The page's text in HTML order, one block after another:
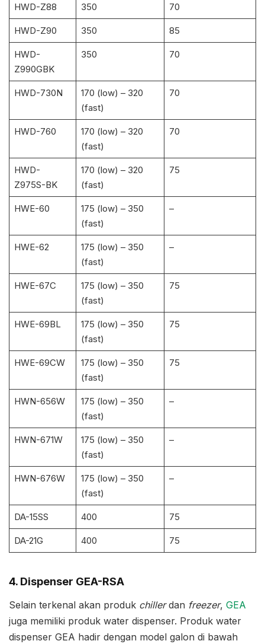
HWD-Z88 350 70
HWD-Z90 350 85
HWD-
Z990GBK
350 70
HWD-730N
170 (low) – 320
(fast)
70
HWD-760
170 (low) – 320
(fast)
70
HWD-
Z975S-BK
170 (low) – 320
(fast)
75
HWE-60
175 (low) – 350
(fast)
–
HWE-62
175 (low) – 350
(fast)
–
HWE-67C
175 (low) – 350
(fast)
75
HWE-69BL
175 (low) – 350
(fast)
75
HWE-69CW
175 (low) – 350
(fast)
75
HWN-656W
175 (low) – 350
(fast)
–
HWN-671W
175 (low) – 350
(fast)
–
HWN-676W
175 (low) – 350
(fast)
–
DA-15SS 400 75
DA-21G 400 75
4. Dispenser GEA-RSA
Selain terkenal akan produk chillerdan freezer, GEA
juga memiliki produk water dispenser. Produk water
dispenser GEA hadir dengan model galon di bawah